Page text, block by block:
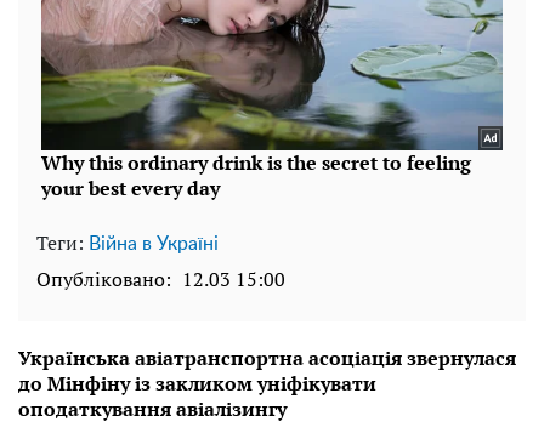
Теги: Війна в Україні
Опубліковано: 12.03 15:00
Українська авіатранспортна асоціація звернулася
до Мінфіну із закликом уніфікувати
оподаткування авіалізингу